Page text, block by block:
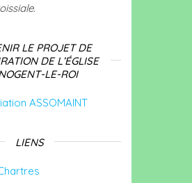
LE PROJET DE
DE L’ÉGLISE
LE-ROI
ASSOMAINT
LIENS